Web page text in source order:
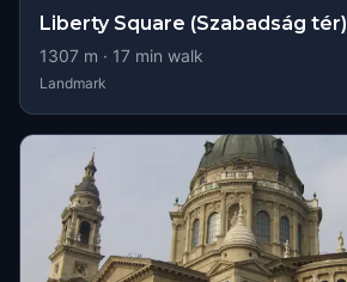
Liberty Square (Szabadság tér)
1307 m · 17 min walk
Landmark